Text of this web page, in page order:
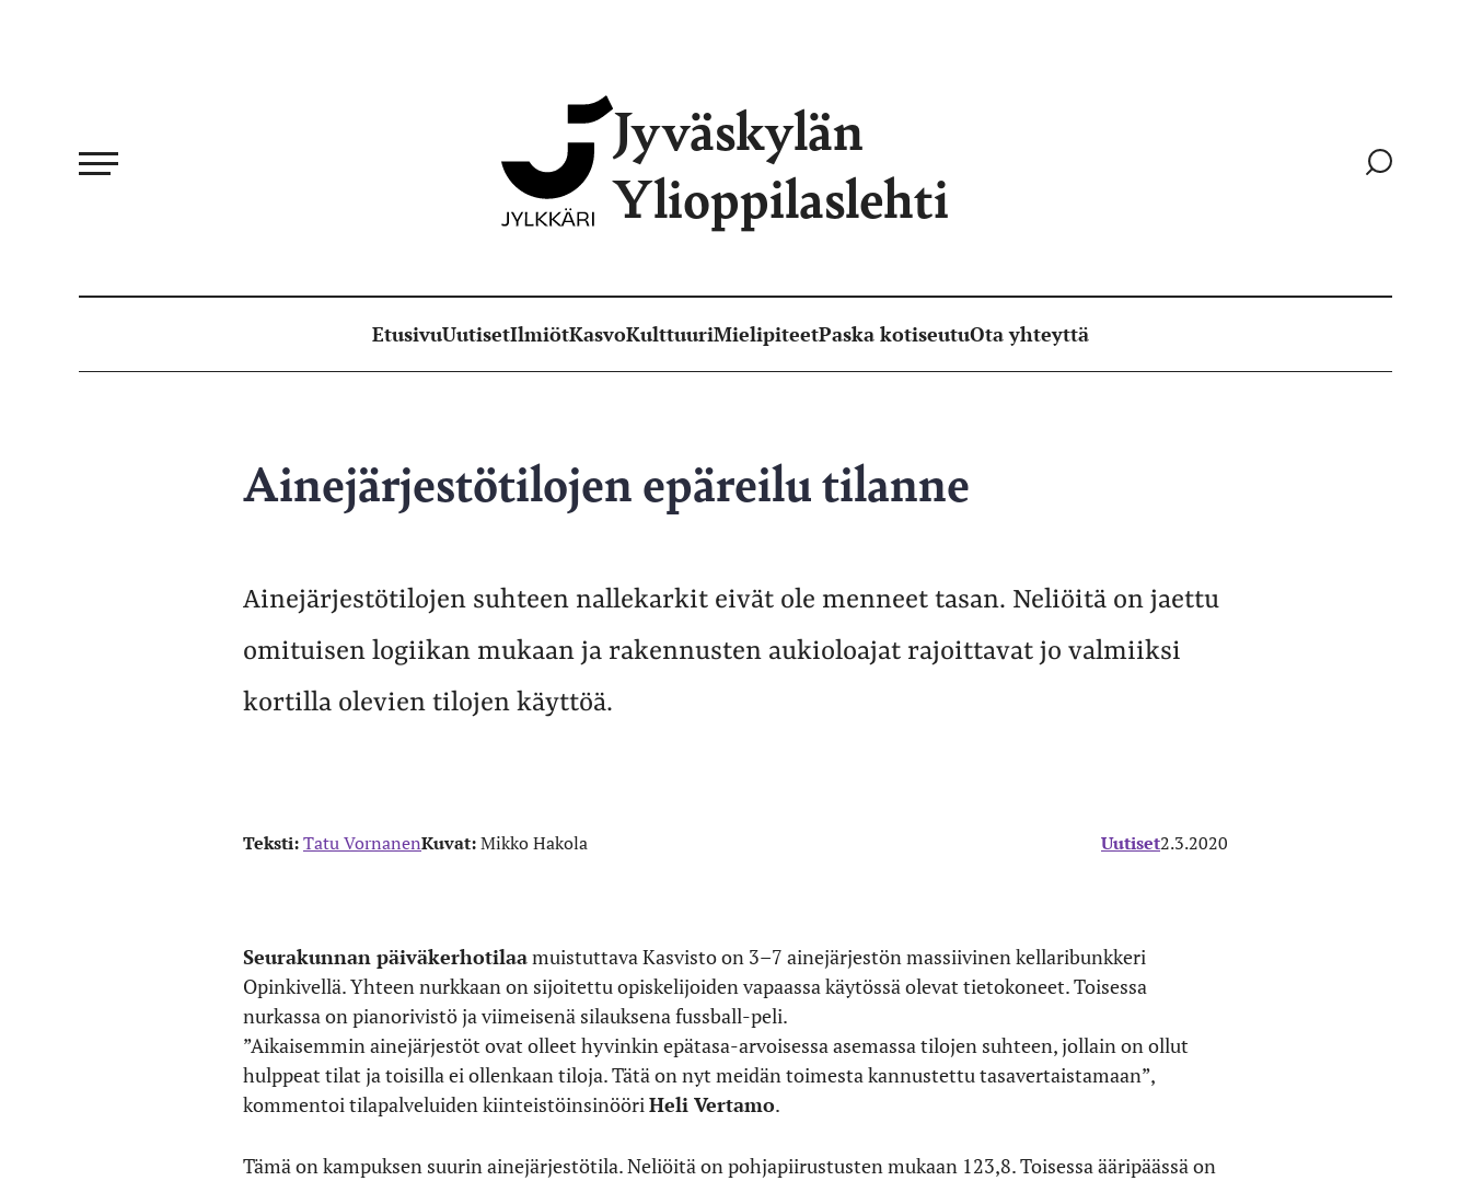
Jyväskylän
Ylioppilaslehti
Siirry
EtusivuUutisetIlmiötKasvoKulttuuriMielipiteetPaska kotiseutuOta yhteyttä
Ainejärjestötilojen epäreilu tilanne
Ainejärjestötilojen suhteen nallekarkit eivät ole menneet tasan. Neliöitä on jaettu
omituisen logiikan mukaan ja rakennusten aukioloajat rajoittavat jo valmiiksi
kortilla olevien tilojen käyttöä.
Teksti:Tatu VornanenKuvat:Mikko Hakola Uutiset2.3.2020
Seurakunnan päiväkerhotilaamuistuttava Kasvisto on 3–7 ainejärjestön massiivinen kellaribunkkeri
Opinkivellä. Yhteen nurkkaan on sijoitettu opiskelijoiden vapaassa käytössä olevat tietokoneet. Toisessa
nurkassa on pianorivistö ja viimeisenä silauksena fussball-peli.
”Aikaisemmin ainejärjestöt ovat olleet hyvinkin epätasa-arvoisessa asemassa tilojen suhteen, jollain on ollut
hulppeat tilat ja toisilla ei ollenkaan tiloja. Tätä on nyt meidän toimesta kannustettu tasavertaistamaan”,
kommentoi tilapalveluiden kiinteistöinsinööriHeli Vertamo.
Tämä on kampuksen suurin ainejärjestötila. Neliöitä on pohjapiirustusten mukaan 123,8. Toisessa ääripäässä on